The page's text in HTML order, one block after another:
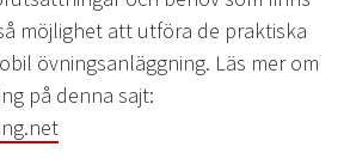
möjlighet att utföra de praktiska
övningsanläggning. Läs mer om
på denna sajt: